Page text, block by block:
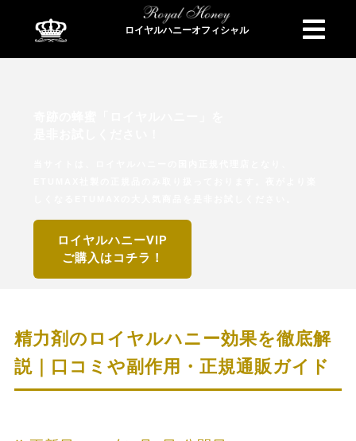
ロイヤルハニーオフィシャル
ロイヤルハニーVIP
ご購入はコチラ！
精力剤のロイヤルハニー効果を徹底解
説｜口コミや副作用・正規通販ガイド